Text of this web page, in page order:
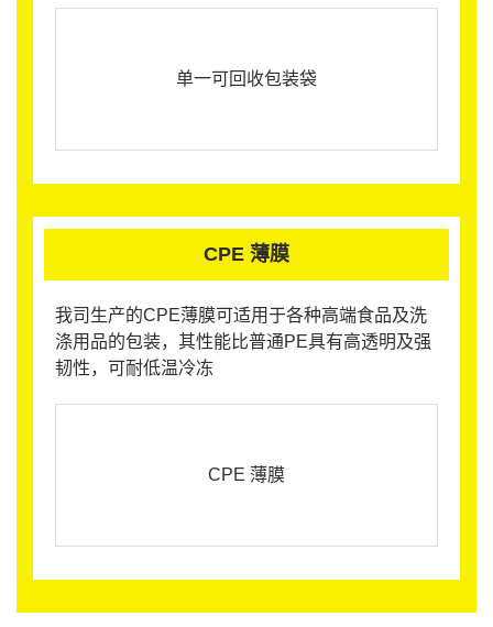
单一可回收包装袋
CPE 薄膜
我司生产的CPE薄膜可适用于各种高端食品及洗
涤用品的包装，其性能比普通PE具有高透明及强
韧性，可耐低温冷冻
CPE 薄膜